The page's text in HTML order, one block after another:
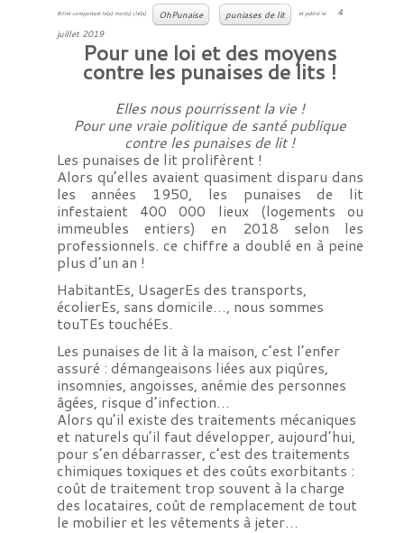
Billet comportant le(s) mot(s) clé(s) OhPunaise puniases de lit et publié le
4
juillet 2019
Pour une loi et des moyens
contre les punaises de lits !
Elles nous pourrissent la vie !
Pour une vraie politique de santé publique
contre les punaises de lit !
Les punaises de lit prolifèrent !
Alors qu’elles avaient quasiment disparu dans
les années 1950, les punaises de lit
infestaient 400 000 lieux (logements ou
immeubles entiers) en 2018 selon les
professionnels. ce chiffre a doublé en à peine
plus d’un an !
HabitantEs, UsagerEs des transports,
écolierEs, sans domicile…, nous sommes
touTEs touchéEs.
Les punaises de lit à la maison, c’est l’enfer
assuré : démangeaisons liées aux piqûres,
insomnies, angoisses, anémie des personnes
âgées, risque d’infection…
Alors qu’il existe des traitements mécaniques
et naturels qu’il faut développer, aujourd’hui,
pour s’en débarrasser, c’est des traitements
chimiques toxiques et des coûts exorbitants :
coût de traitement trop souvent à la charge
des locataires, coût de remplacement de tout
le mobilier et les vêtements à jeter…